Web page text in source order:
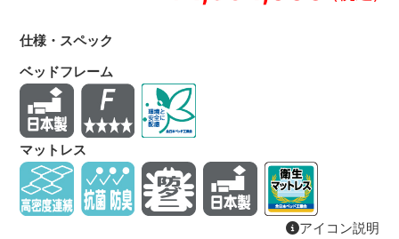
仕様・スペック
ベッドフレーム
マットレス
アイコン説明